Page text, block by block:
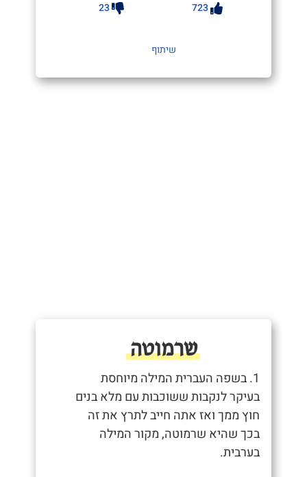
723
23
שיתוף
שרמוטה
1. בשפה העברית המילה מיוחסת
בעיקר לנקבות ששוכבות עם מלא בנים
חוץ ממך ואז אתה חייב לתרץ את זה
בכך שהיא שרמוטה, מקור המילה
בערבית.